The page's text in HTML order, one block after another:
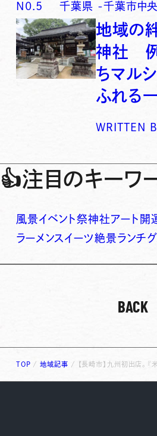
N0. 5 千葉県 -千葉市中
地域の
神社 例
ちマル
ふれる
WRITTEN
👍注目のキーワ
風景イベント祭神社アート 開
ラーメンスイーツ絶景ランチ
BACK
TOP /地域記事 / 【長崎市】九州初出店。